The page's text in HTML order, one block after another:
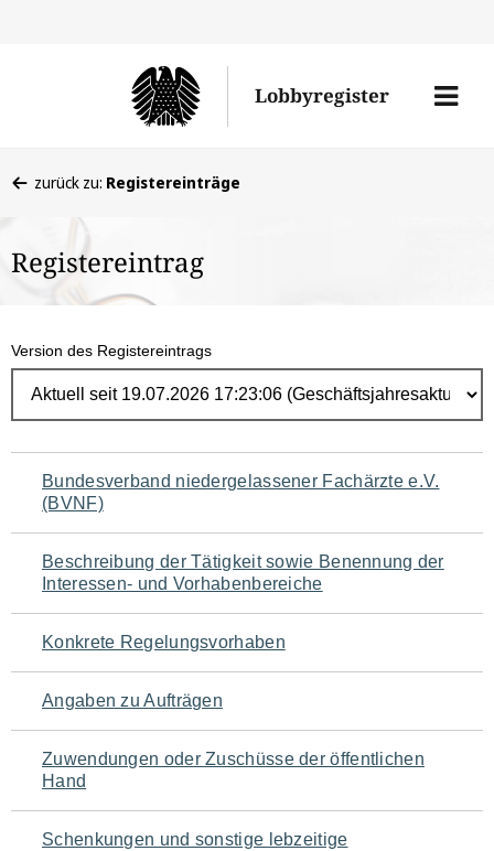
Lobbyregister
Menü
befinden
hier:
zurück zu: Registereinträge
Registereintrag
Version des Registereintrags
Navigation
für
den
Seiteninhalt
Bundesverband niedergelassener Fachärzte e.V.
(BVNF)
Beschreibung der Tätigkeit sowie Benennung der
Interessen- und Vorhabenbereiche
Konkrete Regelungsvorhaben
Angaben zu Aufträgen
Zuwendungen oder Zuschüsse der öffentlichen
Hand
Schenkungen und sonstige lebzeitige